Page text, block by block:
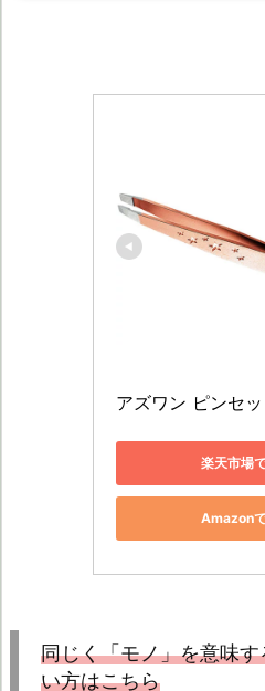
アズワン ピンセ
楽天市場
Amazon
同じく「モノ」を意味
い方はこちら